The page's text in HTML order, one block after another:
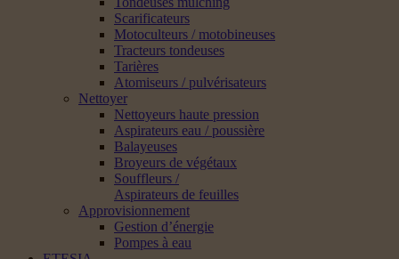
Scarificateurs
Motoculteurs / motobineuses
Tracteurs tondeuses
Tarières
Atomiseurs / pulvérisateurs
Nettoyer
Nettoyeurs haute pression
Aspirateurs eau / poussière
Balayeuses
Broyeurs de végétaux
Souffleurs /
Aspirateurs de feuilles
Approvisionnement
Gestion d’énergie
Pompes à eau